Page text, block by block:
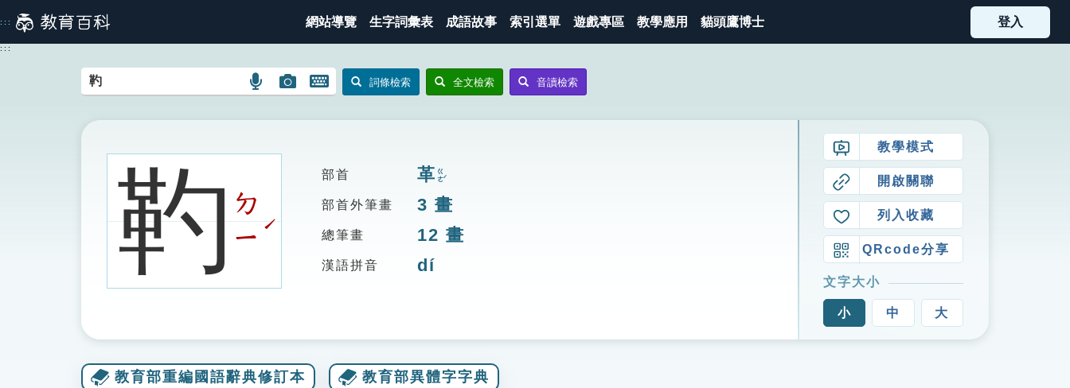
到
主
::: 網站導覽 生字詞彙表 成語故事 索引選單 遊戲專區 教學應用 貓頭鷹博士 登入
:::
語
搜
圖
圖
搜
開
鍵
示
詞條檢索 全文檢索 音讀檢索
靮ㄉ
ㄧ
ˊ
部首 革ㄍㄜˊ
部首外筆畫 3 畫
總筆畫 12 畫
漢語拼音 dí
教學模式
開啟關聯
列入收藏
QRcode分享
文字大小
小 中 大
教育部重編國語辭典修訂本 教育部異體字字典